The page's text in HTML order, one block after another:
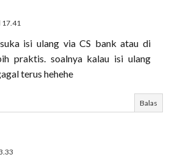
17.41
isi ulang via CS bank atau di
praktis. soalnya kalau isi ulang
terus hehehe
Balas